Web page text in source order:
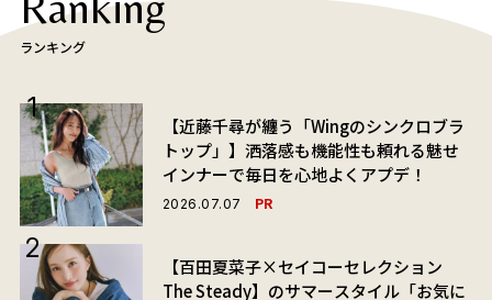
ランキング
【近藤千尋が纏う「Wingのシンクロブラ
トップ」】洒落感も機能性も頼れる魅せ
インナーで毎日を心地よくアプデ！
2026.07.07 PR
【百田夏菜子×セイコーセレクション
The Steady】のサマースタイル「お気に